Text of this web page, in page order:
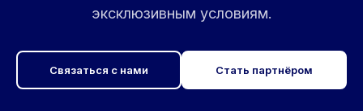
эксклюзивным условиям.
Связаться с нами Стать партнёром